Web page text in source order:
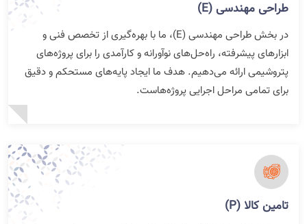
طراحی مهندسی (E)
در بخش طراحی مهندسی (E)، ما با بهره‌گیری از تخصص فنی و
ابزارهای پیشرفته، راه‌حل‌های نوآورانه و کارآمدی را برای پروژه‌های
پتروشیمی ارائه می‌دهیم. هدف ما ایجاد پایه‌های مستحکم و دقیق
برای تمامی مراحل اجرایی پروژه‌هاست.
تامین کالا (P)